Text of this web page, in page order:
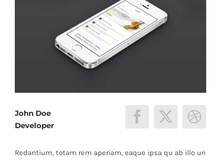
John Doe
Developer
Redantium, totam rem aperiam, eaque ipsa qu ab illo un